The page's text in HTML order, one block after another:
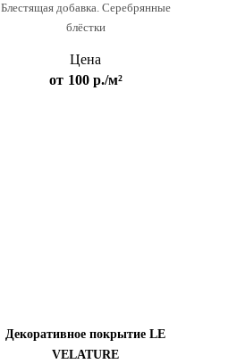
Блестящая добавка. Серебрянные
блёстки
Цена
от 100 р./м²
Декоративное покрытие LE
VELATURE